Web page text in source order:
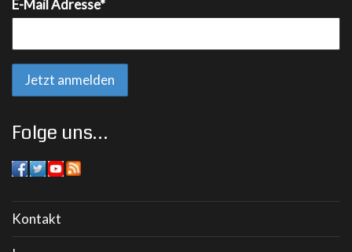
E-Mail Adresse*
Folge uns…
Kontakt